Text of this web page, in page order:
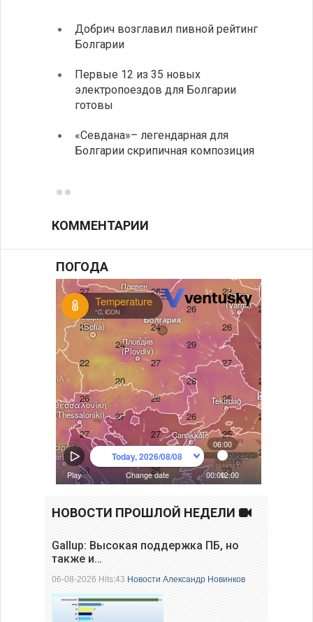
Добрич возглавил пивной рейтинг
Болгарии
Первые 12 из 35 новых
электропоездов для Болгарии
готовы
«Севдана»– легендарная для
Болгарии скрипичная композиция
КОММЕНТАРИИ
ПОГОДА
НОВОСТИ ПРОШЛОЙ НЕДЕЛИ
Gallup: Высокая поддержка ПБ, но
также и…
06-08-2026 Hits:43Новости Александр Новинков